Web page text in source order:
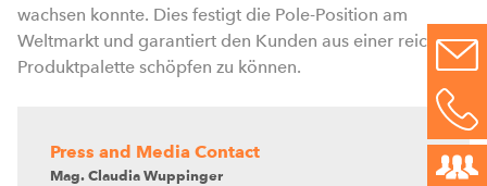
wachsen konnte. Dies festigt die Pole-Position am
Weltmarkt und garantiert den Kunden aus einer reichen
Produktpalette schöpfen zu können.
Press and Media Contact
Mag. Claudia Wuppinger